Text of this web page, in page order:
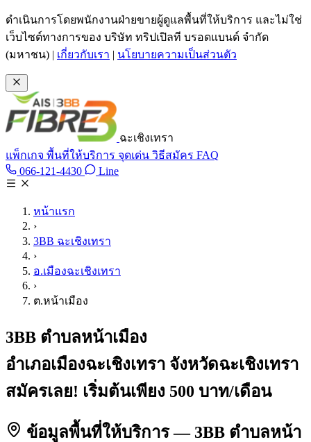
ข้ามไปเนื้อหาหลัก
ดำเนินการโดยพนักงานฝ่ายขายผู้ดูแลพื้นที่ให้บริการ และไม่ใช่
เว็บไซต์ทางการของ บริษัท ทริปเปิลที บรอดแบนด์ จำกัด
(มหาชน) | เกี่ยวกับเรา | นโยบายความเป็นส่วนตัว
ฉะเชิงเทรา
แพ็กเกจ พื้นที่ให้บริการ จุดเด่น วิธีสมัคร FAQ
066-121-4430 โทร 066-121-4430
LineLine @tan3bb
หน้าแรก
›
3BB ฉะเชิงเทรา
›
อ.เมืองฉะเชิงเทรา
›
ต.หน้าเมือง
3BB ตำบลหน้าเมือง
อำเภอเมืองฉะเชิงเทรา จังหวัดฉะเชิงเทรา
สมัครเลย! เริ่มต้นเพียง 500 บาท/เดือน
ข้อมูลพื้นที่ให้บริการ — 3BB ตำบลหน้า